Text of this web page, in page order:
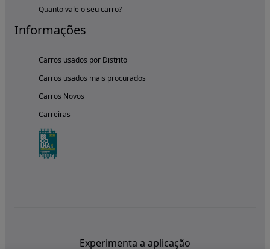
Quanto vale o seu carro?
Informações
Carros usados por Distrito
Carros usados mais procurados
Carros Novos
Carreiras
Experimenta a aplicação